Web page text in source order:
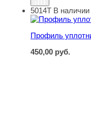
Профиль
5014Т В наличии
Профиль
450,00 руб.